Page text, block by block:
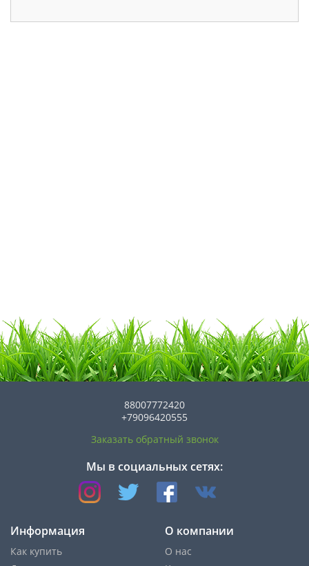
88007772420
+79096420555
Заказать обратный звонок
Мы в социальных сетях:
Информация
Как купить
О компании
О нас